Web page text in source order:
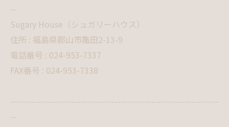
--
Sugary House（シュガリーハウス）
住所 : 福島県郡山市亀田2-13-9
電話番号 : 024-953-7337
FAX番号 : 024-953-7338
--------------------------------------------------------------------
--